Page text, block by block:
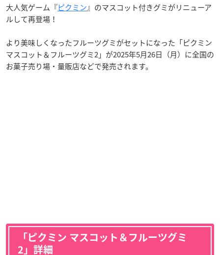
大人気ゲーム『ピクミン』のマスコット付きグミがリニューア
ルして再登場！
より美味しくなったフルーツグミがセットになった「ピクミン
マスコット＆フルーツグミ2」が2025年5月26日（月）に全国の
お菓子売り場・量販店などで発売されます。
「ピクミン マスコット＆フルーツグミ
2」詳細